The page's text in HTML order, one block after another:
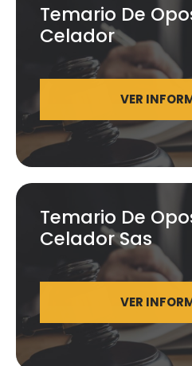
Temario De
Celador
VER
Temario De
Celador Sas
VER